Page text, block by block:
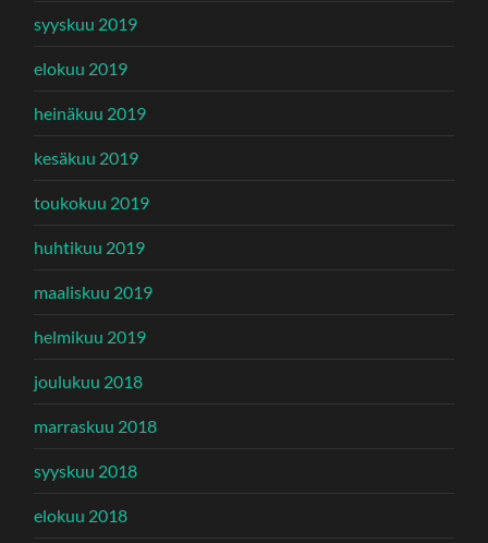
syyskuu 2019
elokuu 2019
heinäkuu 2019
kesäkuu 2019
toukokuu 2019
huhtikuu 2019
maaliskuu 2019
helmikuu 2019
joulukuu 2018
marraskuu 2018
syyskuu 2018
elokuu 2018